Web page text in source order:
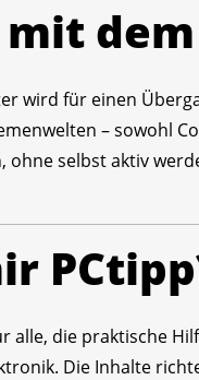
wird für einen
– sowohl
ohne selbst aktiv
alle, die praktische
Die Inhalte